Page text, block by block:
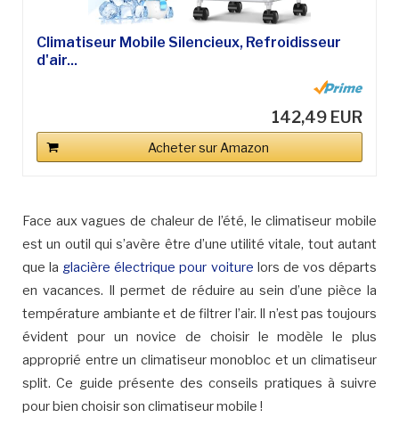
Climatiseur Mobile Silencieux, Refroidisseur
d'air...
142,49 EUR
Acheter sur Amazon
Face aux vagues de chaleur de l’été, le climatiseur mobile
est un outil qui s’avère être d’une utilité vitale, tout autant
que la glacière électrique pour voiture lors de vos départs
en vacances. Il permet de réduire au sein d’une pièce la
température ambiante et de filtrer l’air. Il n’est pas toujours
évident pour un novice de choisir le modèle le plus
approprié entre un climatiseur monobloc et un climatiseur
split. Ce guide présente des conseils pratiques à suivre
pour bien choisir son climatiseur mobile !